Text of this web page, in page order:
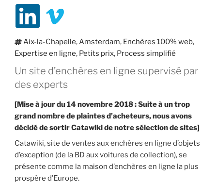
Étiquettes
Aix-la-Chapelle,Amsterdam, Enchères 100% web,
Expertise en ligne, Petits prix, Process simplifié
Un site d’enchères en ligne supervisé par
des experts
[Mise à jour du 14 novembre 2018 : Suite à un trop
grand nombre de plaintes d’acheteurs, nous avons
décidé de sortir Catawiki de notre sélection de sites]
Catawiki, site de ventes aux enchères en ligne d’objets
d’exception (de la BD aux voitures de collection), se
présente comme la maison d’enchères en ligne la plus
prospère d’Europe.